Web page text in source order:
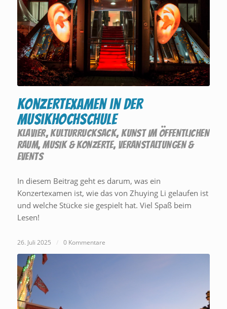
Konzertexamen in der
Musikhochschule
KLAVIER,KULTURRUCKSACK,KUNST IM ÖFFENTLICHEN
RAUM,MUSIK & KONZERTE, VERANSTALTUNGEN &
EVENTS
In diesem Beitrag geht es darum, was ein
Konzertexamen ist, wie das von Zhuying Li gelaufen ist
und welche Stücke sie gespielt hat. Viel Spaß beim
Lesen!
26. Juli 2025 / 0 Kommentare